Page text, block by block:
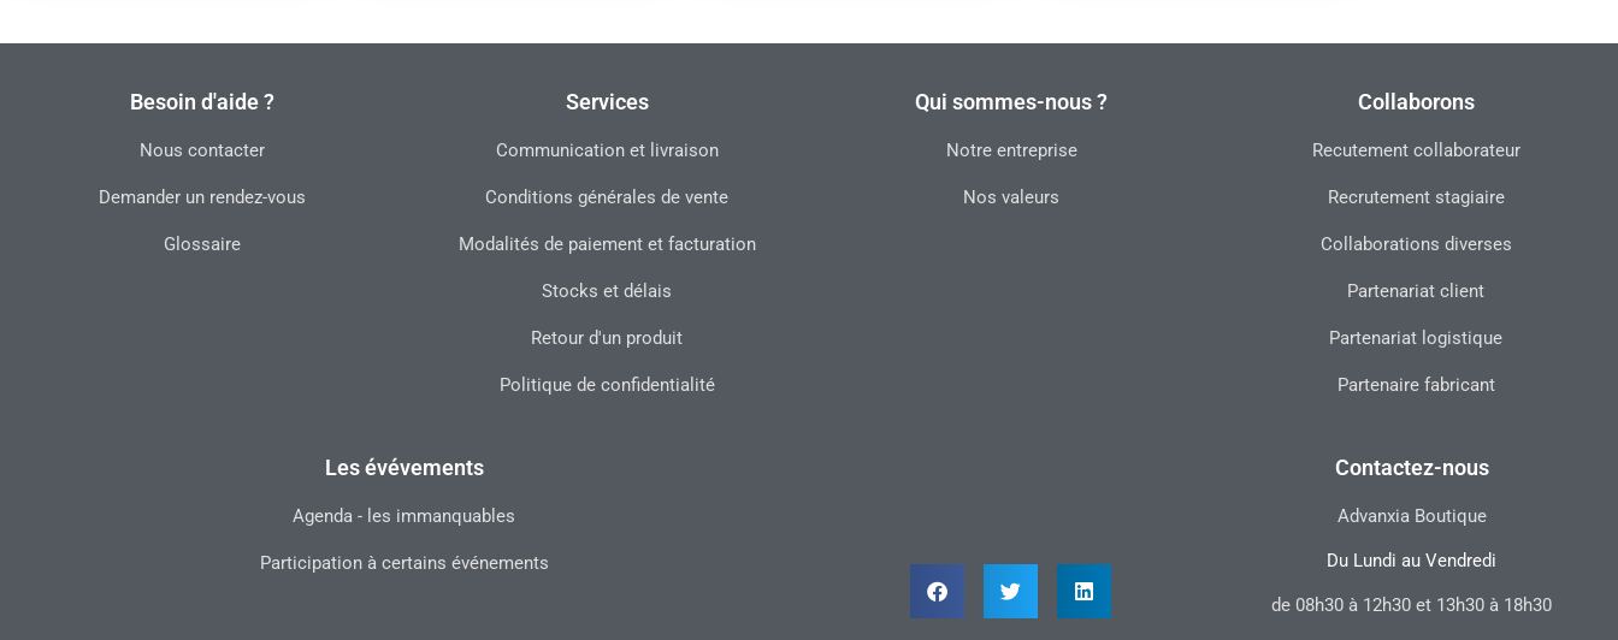
Besoin d'aide ?
Nous contacter
Demander un rendez-vous
Glossaire
Services
Communication et livraison
Conditions générales de vente
Modalités de paiement et facturation
Stocks et délais
Retour d'un produit
Politique de confidentialité
Qui sommes-nous ?
Notre entreprise
Nos valeurs
Collaborons
Recutement collaborateur
Recrutement stagiaire
Collaborations diverses
Partenariat client
Partenariat logistique
Partenaire fabricant
Les évévements
Agenda - les immanquables
Participation à certains événements
Contactez-nous
Advanxia Boutique
Du Lundi au Vendredi
de 08h30 à 12h30 et 13h30 à 18h30